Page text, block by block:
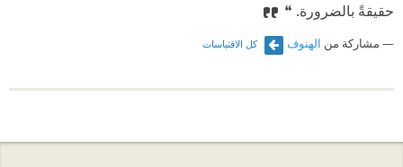
حقيقةً بالضرورة. ❝
مشاركة من الهنوف كل الاقتباسات